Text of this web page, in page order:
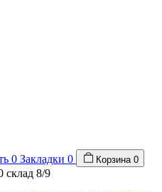
0 Закладки 0 Корзина 0
склад 8/9